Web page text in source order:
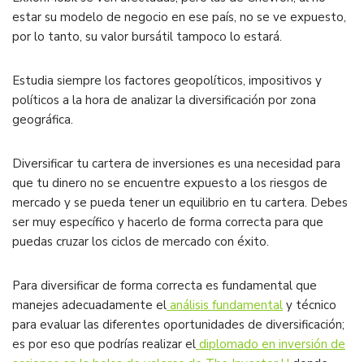
estar su modelo de negocio en ese país, no se ve expuesto,
por lo tanto, su valor bursátil tampoco lo estará.
Estudia siempre los factores geopolíticos, impositivos y
políticos a la hora de analizar la diversificación por zona
geográfica.
Diversificar tu cartera de inversiones es una necesidad para
que tu dinero no se encuentre expuesto a los riesgos de
mercado y se pueda tener un equilibrio en tu cartera. Debes
ser muy específico y hacerlo de forma correcta para que
puedas cruzar los ciclos de mercado con éxito.
Para diversificar de forma correcta es fundamental que
manejes adecuadamente el análisis fundamental y técnico
para evaluar las diferentes oportunidades de diversificación;
es por eso que podrías realizar el diplomado en inversión de